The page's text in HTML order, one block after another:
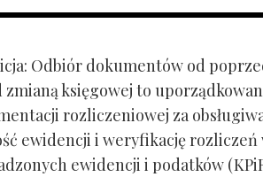
Odbiór dokumentów od
zmianą księgowej to
rozliczeniowej za
ewidencji i weryfikację
ewidencji i podatków